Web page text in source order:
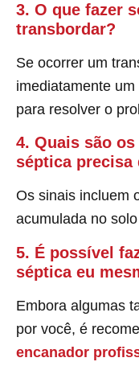
3. O que fazer
transbordar?
Se ocorrer um
imediatamente um
para resolver o
4. Quais são
séptica precisa
Os sinais incluem
acumulada no
5. É possível
séptica eu
Embora algumas
por você, é
encanador